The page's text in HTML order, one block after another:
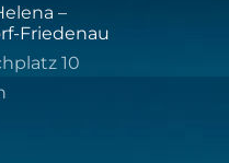
–
Friedenau
10